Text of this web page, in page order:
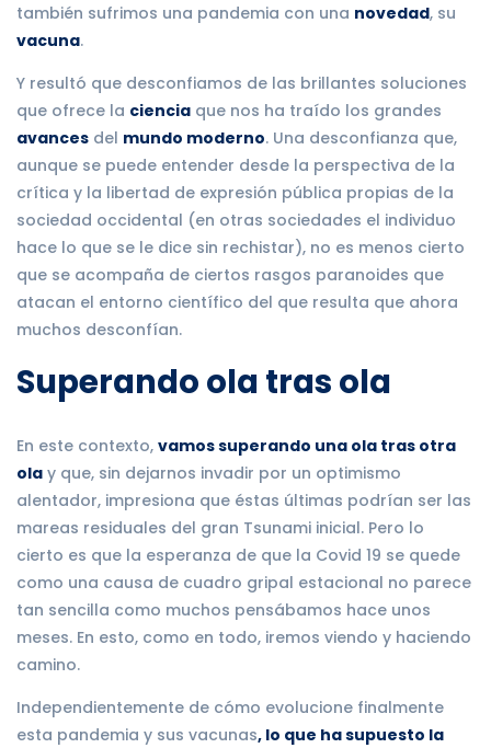
también sufrimos una pandemia con una novedad, su
vacuna.
Y resultó que desconfiamos de las brillantes soluciones
que ofrece la ciencia que nos ha traído los grandes
avances del mundo moderno. Una desconfianza que,
aunque se puede entender desde la perspectiva de la
crítica y la libertad de expresión pública propias de la
sociedad occidental (en otras sociedades el individuo
hace lo que se le dice sin rechistar), no es menos cierto
que se acompaña de ciertos rasgos paranoides que
atacan el entorno científico del que resulta que ahora
muchos desconfían.
Superando ola tras ola
En este contexto, vamos superando una ola tras otra
ola y que, sin dejarnos invadir por un optimismo
alentador, impresiona que éstas últimas podrían ser las
mareas residuales del gran Tsunami inicial. Pero lo
cierto es que la esperanza de que la Covid 19 se quede
como una causa de cuadro gripal estacional no parece
tan sencilla como muchos pensábamos hace unos
meses. En esto, como en todo, iremos viendo y haciendo
camino.
Independientemente de cómo evolucione finalmente
esta pandemia y sus vacunas, lo que ha supuesto la